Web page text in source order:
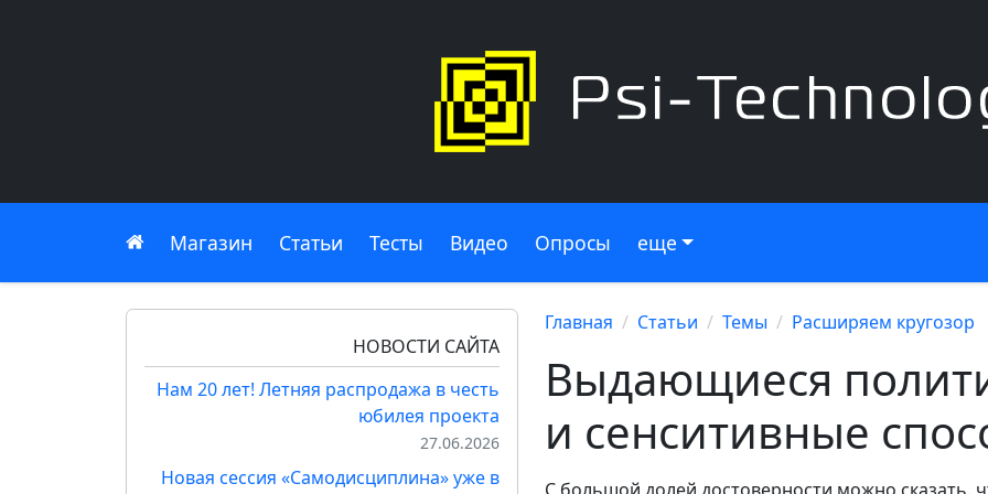
Главная
Магазин Статьи Тесты Видео Опросы еще
НОВОСТИ САЙТА
Нам 20 лет! Летняя распродажа в честь
юбилея проекта
27.06.2026
Новая сессия «Самодисциплина» уже в
Главная Статьи Темы Расширяем кругозор
Выдающиеся
и сенситивные